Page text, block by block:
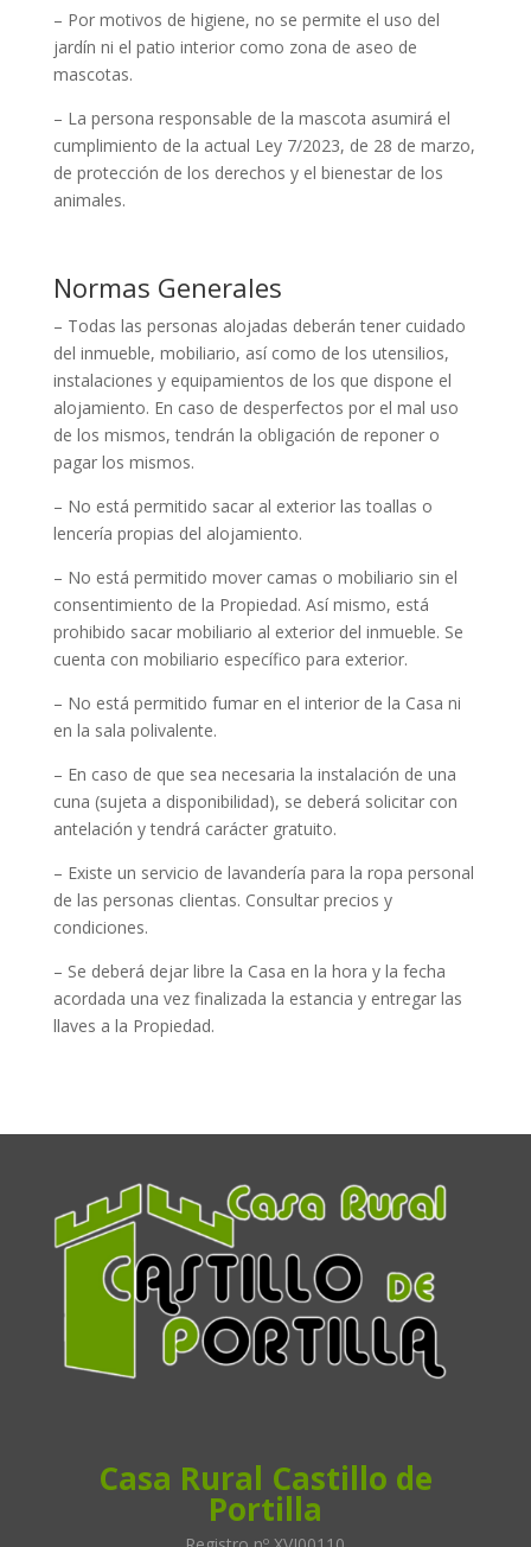
– Por motivos de higiene, no se permite el uso del
jardín ni el patio interior como zona de aseo de
mascotas.
– La persona responsable de la mascota asumirá el
cumplimiento de la actual Ley 7/2023, de 28 de marzo,
de protección de los derechos y el bienestar de los
animales.
Normas Generales
– Todas las personas alojadas deberán tener cuidado
del inmueble, mobiliario, así como de los utensilios,
instalaciones y equipamientos de los que dispone el
alojamiento. En caso de desperfectos por el mal uso
de los mismos, tendrán la obligación de reponer o
pagar los mismos.
– No está permitido sacar al exterior las toallas o
lencería propias del alojamiento.
– No está permitido mover camas o mobiliario sin el
consentimiento de la Propiedad. Así mismo, está
prohibido sacar mobiliario al exterior del inmueble. Se
cuenta con mobiliario específico para exterior.
– No está permitido fumar en el interior de la Casa ni
en la sala polivalente.
– En caso de que sea necesaria la instalación de una
cuna (sujeta a disponibilidad), se deberá solicitar con
antelación y tendrá carácter gratuito.
– Existe un servicio de lavandería para la ropa personal
de las personas clientas. Consultar precios y
condiciones.
– Se deberá dejar libre la Casa en la hora y la fecha
acordada una vez finalizada la estancia y entregar las
llaves a la Propiedad.
Casa Rural Castillo de
Portilla